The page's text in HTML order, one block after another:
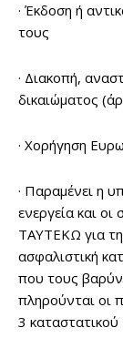
· Έκδοση ή
τους
· Διακοπή,
δικαιώματος
· Χορήγηση
· Παραμένει η
ενεργεία και
ΤΑΥΤΕΚΩ για
ασφαλιστική
που τους
πληρούνται οι
3